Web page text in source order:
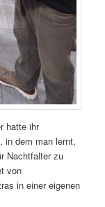
hatte ihr
in dem man lernt,
Nachtfalter zu
von
in einer eigenen